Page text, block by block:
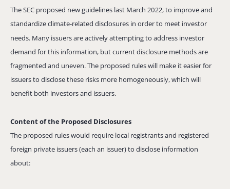
The SEC proposed new guidelines last March 2022, to improve and
standardize climate-related disclosures in order to meet investor
needs. Many issuers are actively attempting to address investor
demand for this information, but current disclosure methods are
fragmented and uneven. The proposed rules will make it easier for
issuers to disclose these risks more homogeneously, which will
benefit both investors and issuers.
Content of the Proposed Disclosures
The proposed rules would require local registrants and registered
foreign private issuers (each an issuer) to disclose information
about: